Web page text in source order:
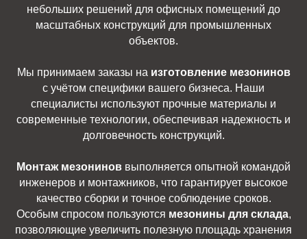
небольших решений для офисных помещений до
масштабных конструкций для промышленных
объектов.
Мы принимаем заказы на изготовление мезонинов
с учётом специфики вашего бизнеса. Наши
специалисты используют прочные материалы и
современные технологии, обеспечивая надежность и
долговечность конструкций.
Монтаж мезонинов выполняется опытной командой
инженеров и монтажников, что гарантирует высокое
качество сборки и точное соблюдение сроков.
Особым спросом пользуются мезонины для склада,
позволяющие увеличить полезную площадь хранения